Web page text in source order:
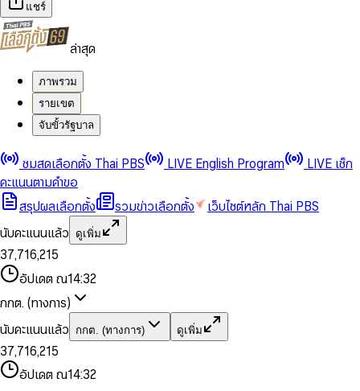
แชร์
ล่าสุด
ภาพรวม
รายเขต
จับขั้วรัฐบาล
ชมสดเลือกตั้ง Thai PBS LIVE English Program
LIVE เช็ก
คะแนนตามคำขอ
สรุปผลเลือกตั้ง
รวมข่าวเลือกตั้ง
เว็บไซต์หลัก Thai PBS
นับคะแนนแล้ว
ดูเพิ่ม
0
1
2
3
4
5
6
8
9
0
1
2
3
4
5
6
7
8
9
,
0
1
2
4
6
7
8
9
0
1
2
3
4
5
6
7
8
9
0
1
3
5
6
7
8
9
,
1
2
4
5
7
8
9
0
1
3
4
6
7
8
9
0
2
3
4
5
7
8
อัปเดต ณ14:32
กกต. (ทางการ)
นับคะแนนแล้ว
กกต. (ทางการ) ดูเพิ่ม
0
1
2
3
4
5
0
1
2
4
5
6
7
8
9
,
0
1
2
4
6
7
8
9
0
1
2
3
0
1
3
5
6
7
8
,
1
2
4
0
1
3
0
2
3
4
5
7
อัปเดต ณ14:32